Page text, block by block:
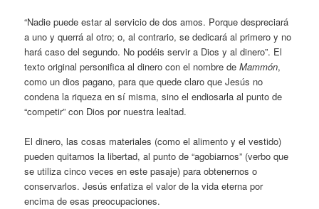
“Nadie puede estar al servicio de dos amos. Porque despreciará
a uno y querrá al otro; o, al contrario, se dedicará al primero y no
hará caso del segundo. No podéis servir a Dios y al dinero”. El
texto original personifica al dinero con el nombre deMammón,
como un dios pagano, para que quede claro que Jesús no
condena la riqueza en sí misma, sino el endiosarla al punto de
“competir” con Dios por nuestra lealtad.
El dinero, las cosas materiales (como el alimento y el vestido)
pueden quitarnos la libertad, al punto de “agobiarnos” (verbo que
se utiliza cinco veces en este pasaje) para obtenernos o
conservarlos. Jesús enfatiza el valor de la vida eterna por
encima de esas preocupaciones.